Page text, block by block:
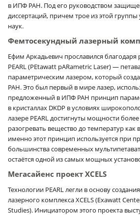
в ИПФ РАН. Под его руководством
диссертаций, причем трое из этой
наук.
Фемтосекундный лазерный
Ефим Аркадьевич прославился благодаря
PEARL (PEtawatt pARametric Laser) —
параметрическим лазером, который
РАН. Это был первый в мире лазер,
предложенный в ИПФ РАН принцип
в кристаллах DKDP в условиях
лазере PEARL достигнуты мощности
разогревать вещество до температур как
именно этот принцип используется при
большинства современных
остаётся одной из самых мощных
Мегасайенс проект XCELS
Технологии PEARL легли в основу
лазерного комплекса XCELS (Exawatt
Studies). Инициатором этого проекта